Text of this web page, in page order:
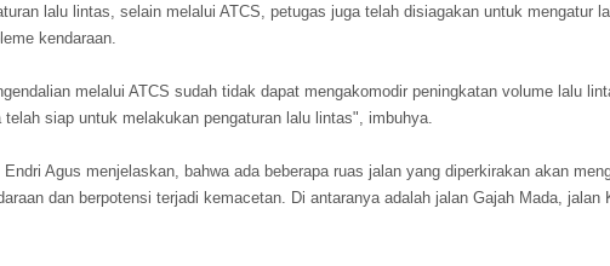
lalu lintas, selain melalui ATCS, petugas juga telah disiagakan untuk mengatur
kendaraan.
melalui ATCS sudah tidak dapat mengakomodir peningkatan volume lalu
telah siap untuk melakukan pengaturan lalu lintas", imbuhya.
Endri Agus menjelaskan, bahwa ada beberapa ruas jalan yang diperkirakan akan
dan berpotensi terjadi kemacetan. Di antaranya adalah jalan Gajah Mada, jalan